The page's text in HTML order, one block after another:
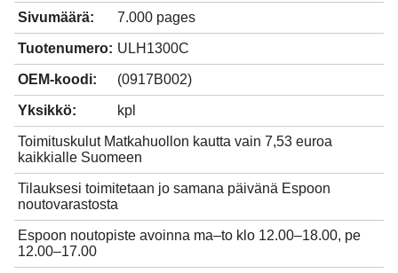
Sivumäärä: 7.000 pages
Tuotenumero: ULH1300C
OEM-koodi: (0917B002)
Yksikkö: kpl
Toimituskulut Matkahuollon kautta vain 7,53 euroa
kaikkialle Suomeen
Tilauksesi toimitetaan jo samana päivänä Espoon
noutovarastosta
Espoon noutopiste avoinna ma–to klo 12.00–18.00, pe
12.00–17.00